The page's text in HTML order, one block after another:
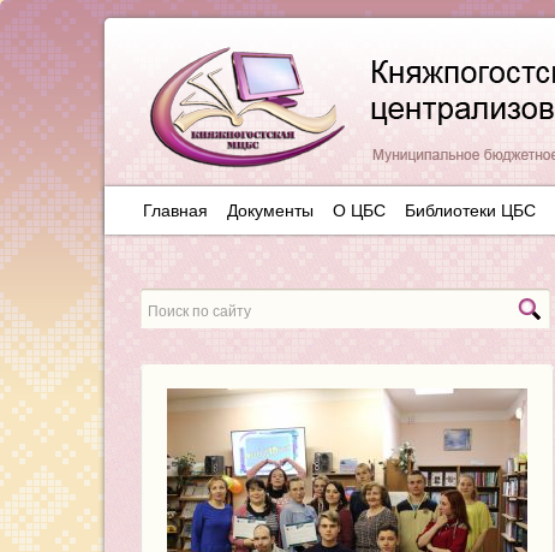
Главная Документы О ЦБС Библиотеки ЦБС